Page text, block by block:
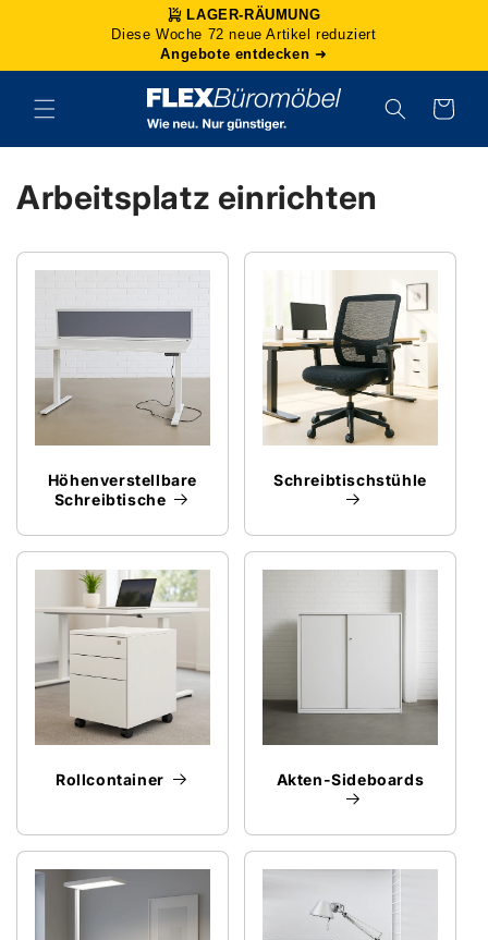
LAGER-RÄUMUNG
Diese Woche 72 neue Artikel reduziert
Angebote entdecken ➜
Warenkorb
Arbeitsplatz einrichten
Höhenverstellbare
Schreibtische
Schreibtischstühle
Rollcontainer Akten-Sideboards